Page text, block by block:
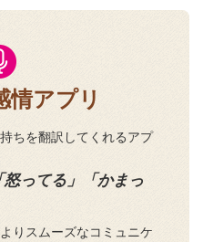
情アプリ
ちを翻訳してくれるアプ
怒ってる」「かまっ
りスムーズなコミュニケ